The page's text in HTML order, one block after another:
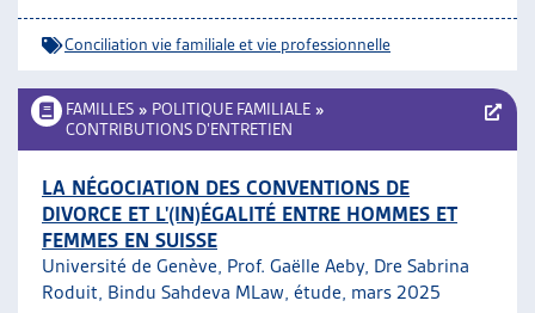
Conciliation vie familiale et vie professionnelle
FAMILLES » POLITIQUE FAMILIALE »
CONTRIBUTIONS D’ENTRETIEN
LA NÉGOCIATION DES CONVENTIONS DE
DIVORCE ET L'(IN)ÉGALITÉ ENTRE HOMMES ET
FEMMES EN SUISSE
Université de Genève, Prof. Gaëlle Aeby, Dre Sabrina
Roduit, Bindu Sahdeva MLaw, étude, mars 2025